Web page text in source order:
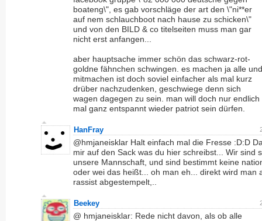
boateng\", es gab vorschläge der art den \"ni**er
auf nem schlauchboot nach hause zu schicken\"
und von den BILD & co titelseiten muss man gar
nicht erst anfangen...
aber hauptsache immer schön das schwarz-rot-
goldne fähnchen schwingen. es machen ja alle und
mitmachen ist doch soviel einfacher als mal kurz
drüber nachzudenken, geschwiege denn sich
wagen dagegen zu sein. man will doch nur endlich
mal ganz entspannt wieder patriot sein dürfen.
HanFray
@hmjaneisklar Halt einfach mal die Fresse :D:D
mir auf den Sack was du hier schreibst... Wir sind
unsere Mannschaft, und sind bestimmt keine
oder wei das heißt... oh man eh... direkt wird man
rassist abgestempelt,..
Beekey
@ hmjaneisklar: Rede nicht davon, als ob alle